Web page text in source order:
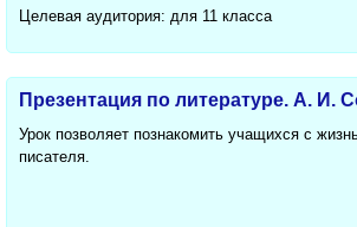
Целевая аудитория: для 11 класса
Презентация по литературе. А. И.
Урок позволяет познакомить учащихся с
писателя.